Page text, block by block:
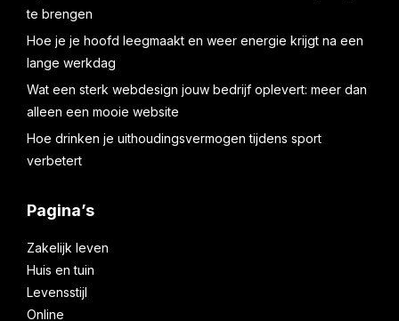
te brengen
Hoe je je hoofd leegmaakt en weer energie krijgt na een
lange werkdag
Wat een sterk webdesign jouw bedrijf oplevert: meer dan
alleen een mooie website
Hoe drinken je uithoudingsvermogen tijdens sport
verbetert
Pagina’s
Zakelijk leven
Huis en tuin
Levensstijl
Online